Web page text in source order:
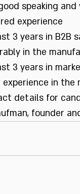
speaking
experience
3 years in B2B
in the
3 years in
experience in
details for
founder